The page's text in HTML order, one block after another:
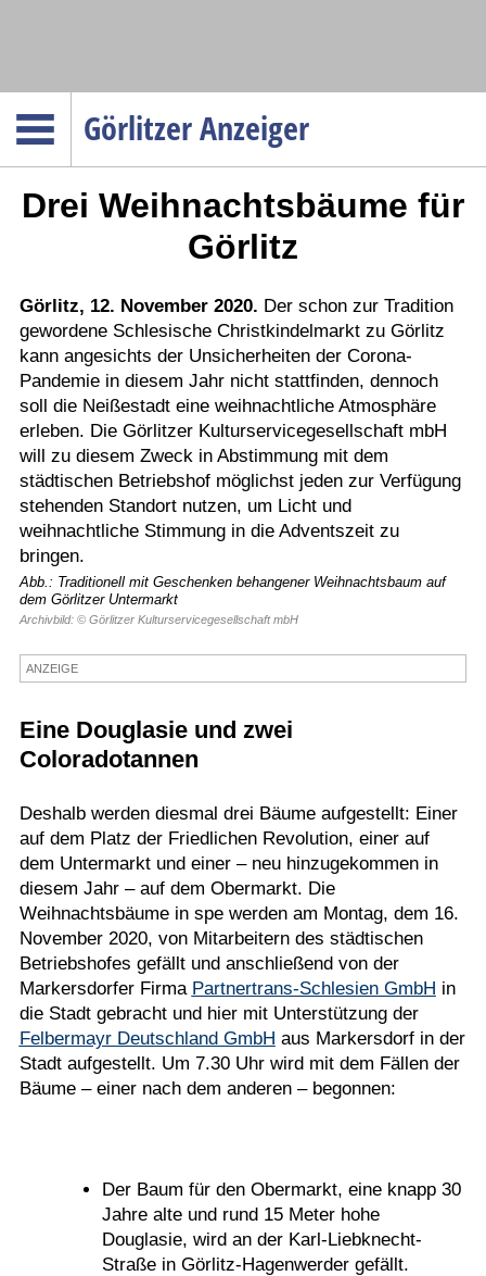
Görlitzer Anzeiger
Menüpunkte
Politik
Wirtschaft
Service
Verkehr
Gesundheit
Kultur
Sport
Kostenlos
Drei Weihnachtsbäume für
Görlitz
Görlitz, 12. November 2020. Der schon zur Tradition
gewordene Schlesische Christkindelmarkt zu Görlitz
kann angesichts der Unsicherheiten der Corona-
Pandemie in diesem Jahr nicht stattfinden, dennoch
soll die Neißestadt eine weihnachtliche Atmosphäre
erleben. Die Görlitzer Kulturservicegesellschaft mbH
will zu diesem Zweck in Abstimmung mit dem
städtischen Betriebshof möglichst jeden zur Verfügung
stehenden Standort nutzen, um Licht und
weihnachtliche Stimmung in die Adventszeit zu
bringen.
Abb.: Traditionell mit Geschenken behangener Weihnachtsbaum auf
dem Görlitzer Untermarkt
Archivbild: © Görlitzer Kulturservicegesellschaft mbH
ANZEIGE
Eine Douglasie und zwei
Coloradotannen
Deshalb werden diesmal drei Bäume aufgestellt: Einer
auf dem Platz der Friedlichen Revolution, einer auf
dem Untermarkt und einer – neu hinzugekommen in
diesem Jahr – auf dem Obermarkt. Die
Weihnachtsbäume in spe werden am Montag, dem 16.
November 2020, von Mitarbeitern des städtischen
Betriebshofes gefällt und anschließend von der
Markersdorfer Firma Partnertrans-Schlesien GmbH in
die Stadt gebracht und hier mit Unterstützung der
Felbermayr Deutschland GmbH aus Markersdorf in der
Stadt aufgestellt. Um 7.30 Uhr wird mit dem Fällen der
Bäume – einer nach dem anderen – begonnen:
Der Baum für den Obermarkt, eine knapp 30
Jahre alte und rund 15 Meter hohe
Douglasie, wird an der Karl-Liebknecht-
Straße in Görlitz-Hagenwerder gefällt.